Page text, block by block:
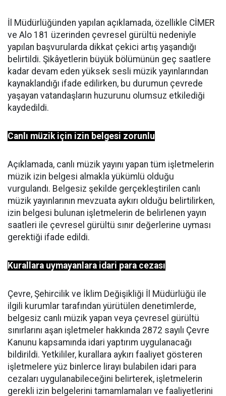
İl Müdürlüğünden yapılan açıklamada, özellikle CİMER
ve Alo 181 üzerinden çevresel gürültü nedeniyle
yapılan başvurularda dikkat çekici artış yaşandığı
belirtildi. Şikâyetlerin büyük bölümünün geç saatlere
kadar devam eden yüksek sesli müzik yayınlarından
kaynaklandığı ifade edilirken, bu durumun çevrede
yaşayan vatandaşların huzurunu olumsuz etkilediği
kaydedildi.
Canlı müzik için izin belgesi zorunlu
Açıklamada, canlı müzik yayını yapan tüm işletmelerin
müzik izin belgesi almakla yükümlü olduğu
vurgulandı. Belgesiz şekilde gerçekleştirilen canlı
müzik yayınlarının mevzuata aykırı olduğu belirtilirken,
izin belgesi bulunan işletmelerin de belirlenen yayın
saatleri ile çevresel gürültü sınır değerlerine uyması
gerektiği ifade edildi.
Kurallara uymayanlara idari para cezası
Çevre, Şehircilik ve İklim Değişikliği İl Müdürlüğü ile
ilgili kurumlar tarafından yürütülen denetimlerde,
belgesiz canlı müzik yapan veya çevresel gürültü
sınırlarını aşan işletmeler hakkında 2872 sayılı Çevre
Kanunu kapsamında idari yaptırım uygulanacağı
bildirildi. Yetkililer, kurallara aykırı faaliyet gösteren
işletmelere yüz binlerce lirayı bulabilen idari para
cezaları uygulanabileceğini belirterek, işletmelerin
gerekli izin belgelerini tamamlamaları ve faaliyetlerini